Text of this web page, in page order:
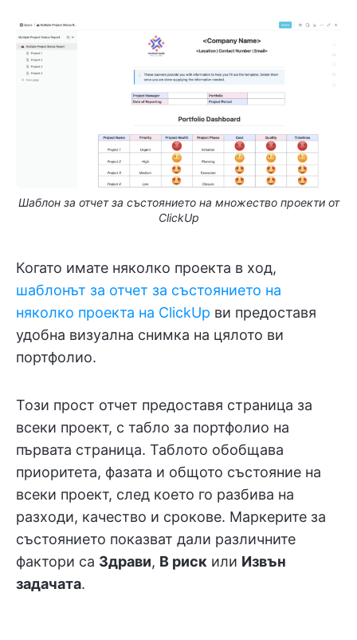
Шаблон за отчет за състоянието на множество проекти от
ClickUp
Когато имате няколко проекта в ход,
шаблонът за отчет за състоянието на
няколко проекта на ClickUp ви предоставя
удобна визуална снимка на цялото ви
портфолио.
Този прост отчет предоставя страница за
всеки проект, с табло за портфолио на
първата страница. Таблото обобщава
приоритета, фазата и общото състояние на
всеки проект, след което го разбива на
разходи, качество и срокове. Маркерите за
състоянието показват дали различните
фактори са Здрави, В риск или Извън
задачата.